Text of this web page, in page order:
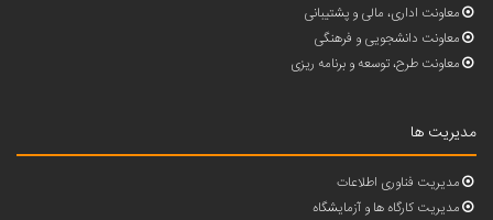
معاونت اداری، مالی و پشتیبانی
معاونت دانشجویی و فرهنگی
معاونت طرح، توسعه و برنامه ریزی
مدیریت ها
مدیریت فناوری اطلاعات
مدیریت کارگاه ها و آزمایشگاه